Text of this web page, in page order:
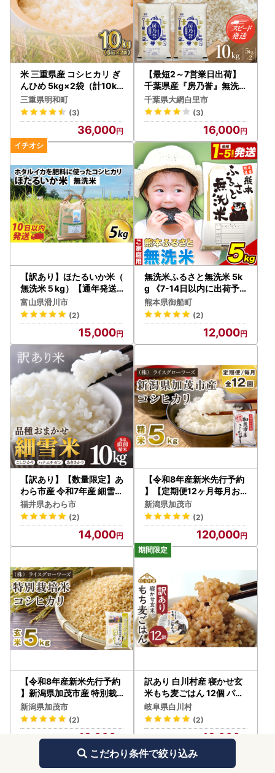
米 三重県産 コシヒカリ ぎ
んひめ 5kg×2袋（計10kg
）
三重県明和町
(3)
36,000
【最短2～7営業日出荷】
千葉県産『房乃誉』無洗米
10kg (5kg×2袋) E030
千葉県大網白里市
(3)
16,000
【訳あり】ほたるいか米（
無洗米５kg）【通年発送
】
富山県滑川市
(2)
15,000
無洗米ふるさと無洗米 5k
g 《7-14日以内に出荷予
定(土日祝除く)》 訳あり
熊本県御船町
(2)
12,000
【訳あり】【数量限定】あ
わら市産 令和7年産 細雪米
（コシヒカリ・ハナエチゼ
ン・あきさかりのいずれか
） 精米 10kg 《発送直前
精米》 [aw012-a044]
福井県あわら市
(2)
14,000
【令和8年産新米先行予約
】【定期便12ヶ月毎月お
届け】新潟県加茂市産コシ
ヒカリ 精米5kg《10月上
旬～順次出荷》 白米 （株
）ライスグローワーズ
新潟県加茂市
(2)
120,000
【令和8年産新米先行予約
】新潟県加茂市産 特別栽
培米コシヒカリ 玄米5kg
《10月上旬～順次出荷》
従来品種コシヒカリ （株
）ライスグローワーズ
新潟県加茂市
(2)
13,000
訳あり 白川村産 寝かせ玄
米もち麦ごはん 12個 パッ
クごはん パックご飯 パッ
クライス レトルト 白川郷
こしひかり コシヒカリ 訳
アリ 常温 防災 こめ コメ
新生活 応援 こだわりの お
米 岐阜県 飛騨 高山米穀 13
岐阜県白川村
(2)
13,000
こだわり条件で絞り込み